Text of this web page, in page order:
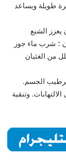
طويلة ويساعد
الشبع
؛ شرب ماء جوز
من الغثيان
الجسم.
وتنقية